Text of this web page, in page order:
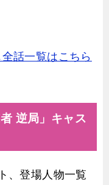
話一覧はこちら
逆局」キャス
、登場人物一覧